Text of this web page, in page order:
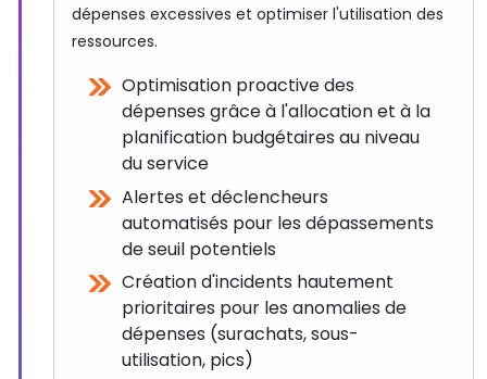
dépenses excessives et optimiser l'utilisation des
ressources.
Optimisation proactive des
dépenses grâce à l'allocation et à la
planification budgétaires au niveau
du service
Alertes et déclencheurs
automatisés pour les dépassements
de seuil potentiels
Création d'incidents hautement
prioritaires pour les anomalies de
dépenses (surachats, sous-
utilisation, pics)